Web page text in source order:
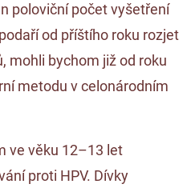
poloviční počet vyšetření
od příštího roku rozjet
mohli bychom již od roku
metodu v celonárodním
ve věku 12–13 let
proti HPV. Dívky